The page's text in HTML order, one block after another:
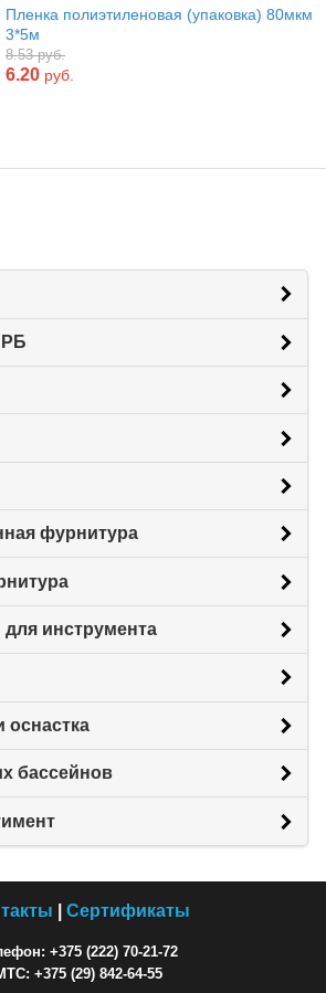
Пленка полиэтиленовая (упаковка) 80мкм
3*5м
8.53 руб.
6.20 руб.
РБ
фурнитура
инструмента
оснастка
бассейнов
Сертификаты
+375 (222) 70-21-72
+375 (29) 842-64-55